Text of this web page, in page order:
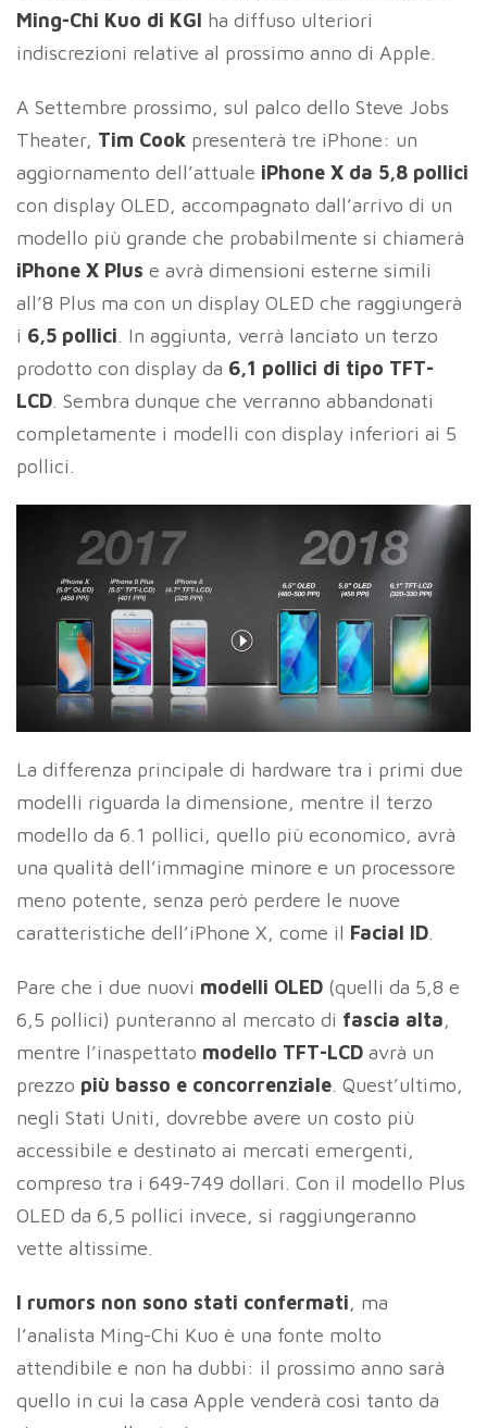
Ming-Chi Kuo di KGI ha diffuso ulteriori
indiscrezioni relative al prossimo anno di Apple.
A Settembre prossimo, sul palco dello Steve Jobs
Theater, Tim Cook presenterà tre iPhone: un
aggiornamento dell’attuale iPhone X da 5,8 pollici
con display OLED, accompagnato dall’arrivo di un
modello più grande che probabilmente si chiamerà
iPhone X Plus e avrà dimensioni esterne simili
all’8 Plus ma con un display OLED che raggiungerà
i 6,5 pollici. In aggiunta, verrà lanciato un terzo
prodotto con display da 6,1 pollici di tipo TFT-
LCD. Sembra dunque che verranno abbandonati
completamente i modelli con display inferiori ai 5
pollici.
La differenza principale di hardware tra i primi due
modelli riguarda la dimensione, mentre il terzo
modello da 6.1 pollici, quello più economico, avrà
una qualità dell’immagine minore e un processore
meno potente, senza però perdere le nuove
caratteristiche dell’iPhone X, come il FaciaI ID.
Pare che i due nuovi modelli OLED (quelli da 5,8 e
6,5 pollici) punteranno al mercato di fascia alta,
mentre l’inaspettato modello TFT-LCD avrà un
prezzo più basso e concorrenziale. Quest’ultimo,
negli Stati Uniti, dovrebbe avere un costo più
accessibile e destinato ai mercati emergenti,
compreso tra i 649-749 dollari. Con il modello Plus
OLED da 6,5 pollici invece, si raggiungeranno
vette altissime.
I rumors non sono stati confermati, ma
l’analista Ming-Chi Kuo è una fonte molto
attendibile e non ha dubbi: il prossimo anno sarà
quello in cui la casa Apple venderà così tanto da